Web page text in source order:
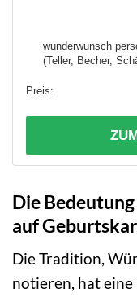
wunderwunsch
(Teller, Becher,
Die
auf
Die Tradition,
notieren, hat eine